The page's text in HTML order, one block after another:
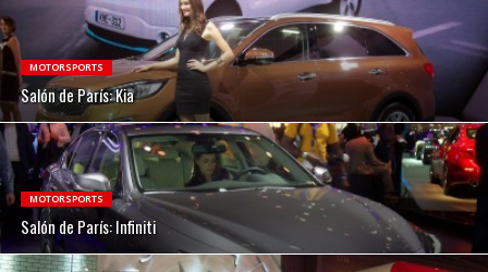
MOTORSPORTS
Salón de París: Kia
MOTORSPORTS
Salón de París: Infiniti